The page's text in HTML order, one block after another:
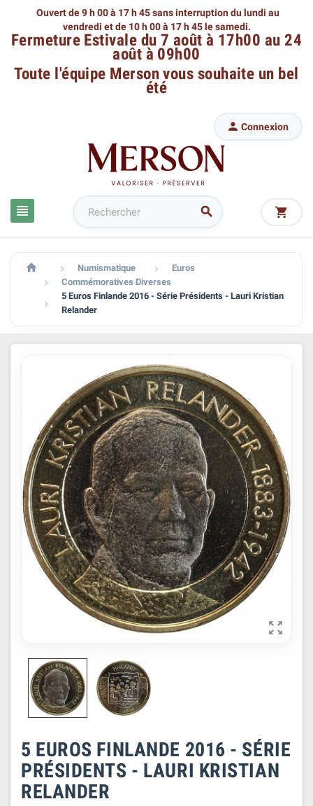
Ouvert de 9 h 00 à 17 h 45 sans interruption du lundi au
vendredi et de 10 h 00 à 17 h 45 le samedi.
Fermeture Estivale du 7 août à 17h00 au 24
août à 09h00
Toute l'équipe Mersonvous souhaite un bel
été
 
 Connexion

  Numismatique  Euros
 Commémoratives Diverses

5 Euros Finlande 2016 - Série Présidents - Lauri Kristian
Relander

5 EUROS FINLANDE 2016 - SÉRIE
PRÉSIDENTS - LAURI KRISTIAN
RELANDER